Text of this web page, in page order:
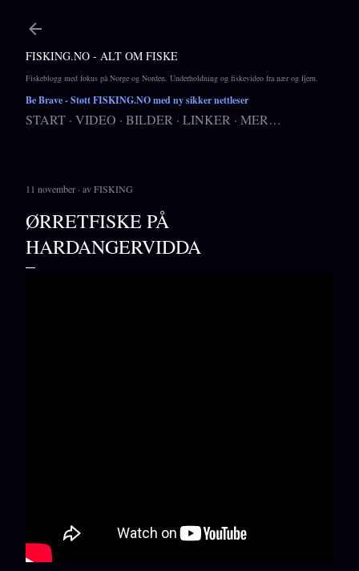
FISKING.NO - ALT OM FISKE
Fiskeblogg med fokus på Norge og Norden. Underholdning og fiskevideo fra nær og fjern.
Be Brave- Støtt FISKING.NO med ny sikker nettleser
START VIDEO BILDER LINKER MER…
11 november avFISKING
ØRRETFISKE PÅ
HARDANGERVIDDA